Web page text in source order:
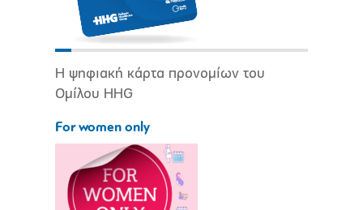
Η ψηφιακή κάρτα προνομίων του
Ομίλου HHG
For women only